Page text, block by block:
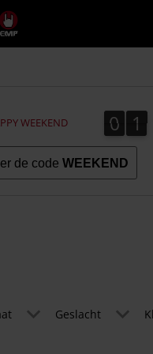
,
WEEKEND 0
0 1
1
de code WEEKEND
Geslacht